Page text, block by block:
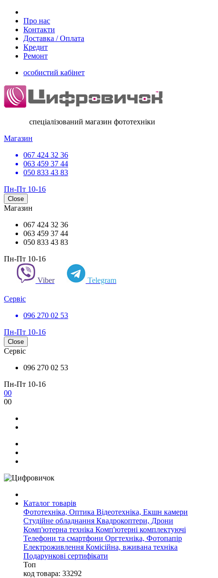
Про нас
Контакти
Доставка / Оплата
Кредит
Ремонт
особистий кабінет
спеціалізований магазин фототехніки
Магазин
067 424 32 36
063 459 37 44
050 833 43 83
Пн-Пт 10-16
Close
Магазин
067 424 32 36
063 459 37 44
050 833 43 83
Пн-Пт 10-16
Viber Telegram
Сервіс
096 270 02 53
Пн-Пт 10-16
Close
Сервіс
096 270 02 53
Пн-Пт 10-16
00
00
Каталог товарів
Фототехніка, Оптика Відеотехніка, Екшн камери
Студійне обладнання Квадрокоптери, Дрони
Комп'ютерна техніка Комп'ютерні комплектуючі
Телефони та смартфони Оргтехніка, Фотопапір
Електроживлення Комісійна, вживана техніка
Подарункові сертифікати
Топ
код товара: 33292